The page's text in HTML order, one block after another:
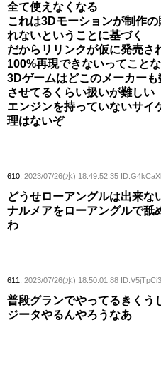
全て使えなくなる
これは3Dモーションが制作
れないということに基づく
だからリリンクが仮に発売さ
100%再現できないってことな
3Dゲームはどこのメーカー
させてるくらい扱いが難しい
エンジンを持っていないサイ
理はないぞ
610: 2023/07/26(水) 18:49:52.35
どうせローアングルは出来
ナルメアをローアングルで舐
わ
611: 2023/07/26(水) 18:50:01.88
普段グランでやってるきくう
ジータやるんやろうなあ